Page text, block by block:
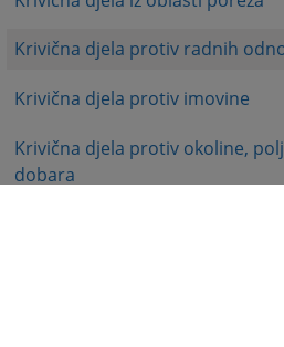
Krivična djela protiv radnih
Krivična djela protiv imovine
Krivična djela protiv okoline,
dobara